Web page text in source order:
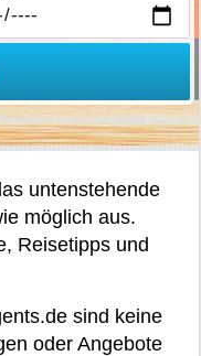
untenstehende
möglich aus.
Reisetipps und
sind keine
oder Angebote